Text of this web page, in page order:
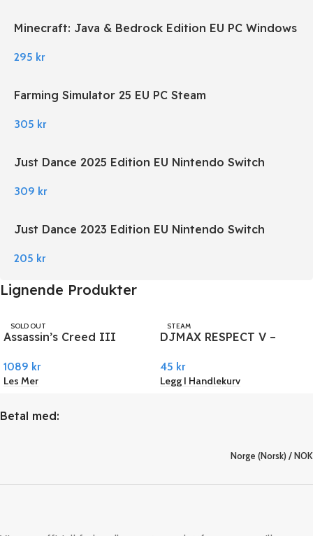
Minecraft: Java & Bedrock Edition EU PC Windows
295 kr
Farming Simulator 25 EU PC Steam
305 kr
Just Dance 2025 Edition EU Nintendo Switch
309 kr
Just Dance 2023 Edition EU Nintendo Switch
205 kr
Lignende Produkter
SOLD OUT
UBISOFT
Assassin’s Creed III
Connect
1089 kr
Les Mer
STEAM
DJMAX RESPECT V –
45 kr
Legg I Handlekurv
Betal med:
Norge (Norsk) / NOK